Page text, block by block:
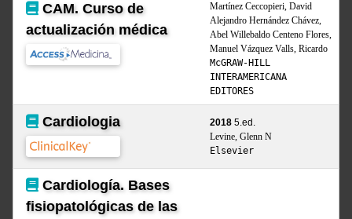
CAM. Curso de
actualización médica
Martínez Ceccopieri, David
Alejandro Hernández Chávez,
Abel Willebaldo Centeno Flores,
Manuel Vázquez Valls, Ricardo
McGRAW-HILL
INTERAMERICANA
EDITORES
Cardiologia 2018 5.ed.
Levine, Glenn N
Elsevier
Cardiología. Bases
fisiopatológicas de las